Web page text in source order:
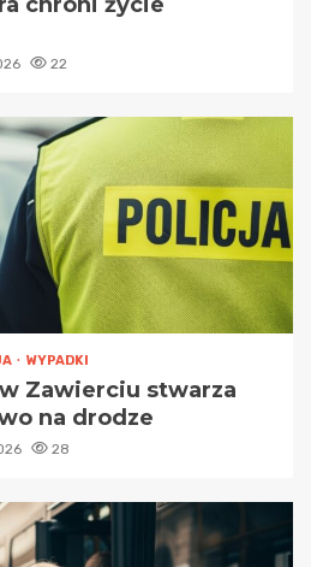
22
WYPADKI
Zawierciu stwarza
na drodze
28